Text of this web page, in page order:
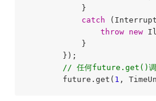
            }
catch
throw
new
            }
        });
// 任何future.get()调用
        future.get(
1 ,